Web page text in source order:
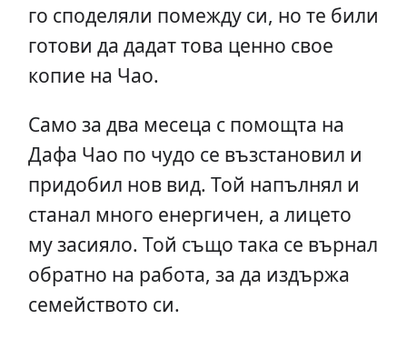
го споделяли помежду си, но те били
готови да дадат това ценно свое
копие на Чао.
Само за два месеца с помощта на
Дафа Чао по чудо се възстановил и
придобил нов вид. Той напълнял и
станал много енергичен, а лицето
му засияло. Той също така се върнал
обратно на работа, за да издържа
семейството си.